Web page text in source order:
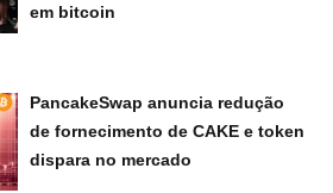
em bitcoin
PancakeSwap anuncia redução
de fornecimento de CAKE e token
dispara no mercado